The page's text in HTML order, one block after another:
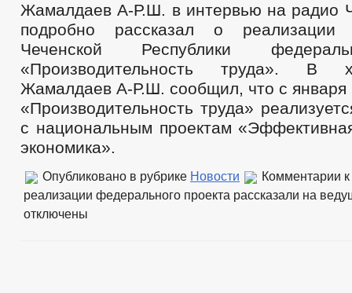
Жамалдаев А-Р.Ш. в интервью на радио
подробно рассказал о реализации
Чеченской Республики
«Производительность труда». В
Жамалдаев А-Р.Ш. сообщил, что с января
«Производительность труда»
с национальным проектам
экономика».
Опубликовано в рубрике Новости Комментарии
реализации федерального проекта рассказали на
отключены